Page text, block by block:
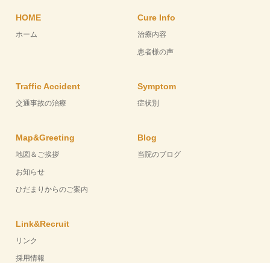
HOME
ホーム
Cure Info
治療内容
患者様の声
Traffic Accident
交通事故の治療
Symptom
症状別
Map&Greeting
地図＆ご挨拶
お知らせ
ひだまりからのご案内
Blog
当院のブログ
Link&Recruit
リンク
採用情報